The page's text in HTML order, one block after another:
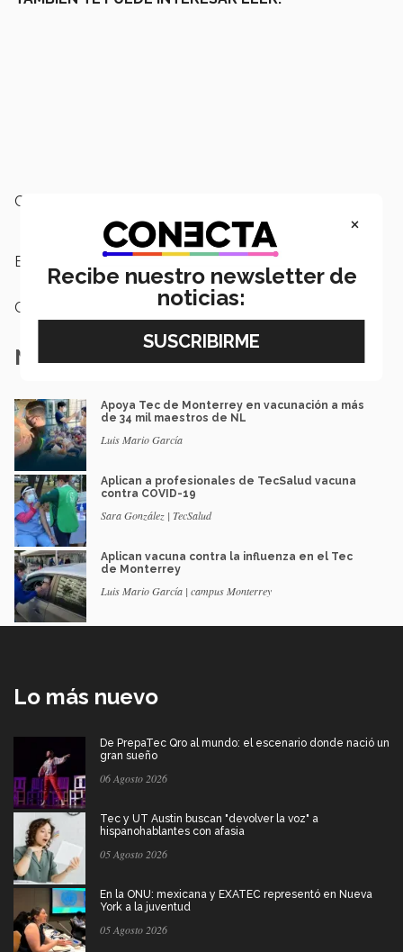
Campus:
Etiquetas: Vacunación COVID-19
Categoría:
Notas Relacionadas
Apoya Tec de Monterrey en vacunación a más
de 34 mil maestros de NL
Luis Mario García
Aplican a profesionales de TecSalud vacuna
contra COVID-19
Sara González | TecSalud
Aplican vacuna contra la influenza en el Tec
de Monterrey
Luis Mario García | campus Monterrey
Lo más nuevo
De PrepaTec Qro al mundo: el escenario donde nació un
gran sueño
06 Agosto 2026
Tec y UT Austin buscan "devolver la voz" a
hispanohablantes con afasia
05 Agosto 2026
En la ONU: mexicana y EXATEC representó en Nueva
York a la juventud
05 Agosto 2026
×
Recibe nuestro newsletter de
noticias: